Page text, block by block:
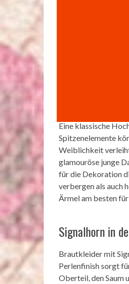
Eine klassische
Spitzenelemente
Weiblichkeit
glamouröse junge
für die Dekoration
verbergen als auch
Ärmel am besten
Signalhorn in
Brautkleider mit
Perlenfinish sorgt
Oberteil, den Saum